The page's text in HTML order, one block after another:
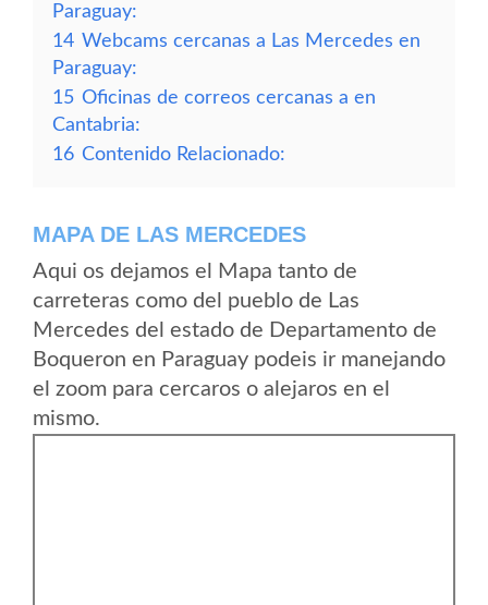
Paraguay:
14 Webcams cercanas a Las Mercedes en
Paraguay:
15 Oficinas de correos cercanas a en
Cantabria:
16 Contenido Relacionado:
MAPA DE LAS MERCEDES
Aqui os dejamos el Mapa tanto de
carreteras como del pueblo de Las
Mercedes del estado de Departamento de
Boqueron en Paraguay podeis ir manejando
el zoom para cercaros o alejaros en el
mismo.